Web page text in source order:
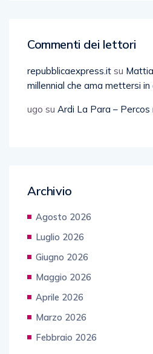
Commenti dei lettori
repubblicaexpress.it su
millennial che ama mettersi in
ugo su Ardi La Para – Percos
Archivio
Agosto 2026
Luglio 2026
Giugno 2026
Maggio 2026
Aprile 2026
Marzo 2026
Febbraio 2026